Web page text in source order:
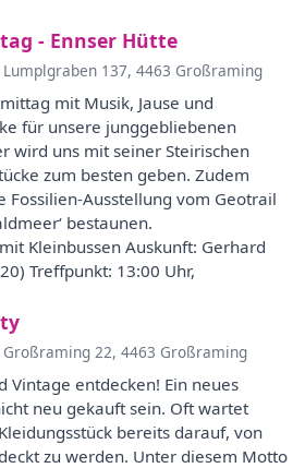
- Ennser Hütte
Lumplgraben 137, 4463 Großraming
mit Musik, Jause und
für unsere junggebliebenen
wird uns mit seiner Steirischen
zum besten geben. Zudem
Fossilien-Ausstellung vom Geotrail
bestaunen.
Kleinbussen Auskunft: Gerhard
Treffpunkt: 13:00 Uhr,
Großraming 22, 4463 Großraming
Vintage entdecken! Ein neues
neu gekauft sein. Oft wartet
bereits darauf, von
zu werden. Unter diesem Motto